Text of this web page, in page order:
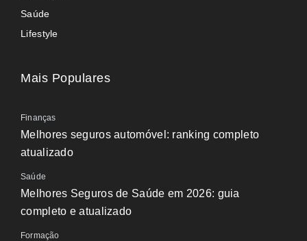
Saúde
Lifestyle
Mais Populares
Finanças
Melhores seguros automóvel: ranking completo
atualizado
Saúde
Melhores Seguros de Saúde em 2026: guia
completo e atualizado
Formação